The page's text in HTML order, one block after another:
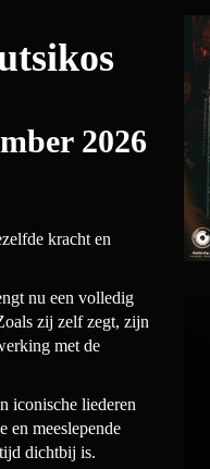
2026
kracht en
nu een volledig
zij zelf zegt, zijn
met de
iconische liederen
en meeslepende
dichtbij is.